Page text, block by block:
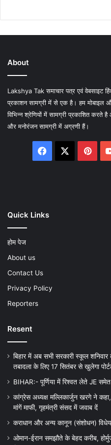
About
Lakshya Tak समाचार पत्र एवं वेबसाइट
प्रकाशन सामग्री में से एक है। हम
विभिन्न श्रेणियों में सामग्री प्रकाशित करते
और मनोरंजन सामग्री में अग्रणी हैं।
Facebook
Quick Links
होम पेज
About us
Contact Us
Privacy Policy
Reporters
Resent
बिहार में अब सभी सरकारी स्कूल शनिवार
तबादला के लिए 17 सितंबर से खुलेगा
BIHAR:- पूर्णिया में रिश्वत लेते JE समेत
कांग्रेस अध्यक्ष मल्लिकार्जुन खरगे ने कहा,
मांगें माफी, गृहमंत्री संसद में जवाब दें
कराधान और अन्य कानून (संशोधन)
ओमान-ईरान समझौते के बेहद करीब,